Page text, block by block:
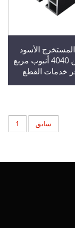
الأسود
المغلق من الجانبين 4040 أنبوب مربع
خدمات القطع
سابق 1